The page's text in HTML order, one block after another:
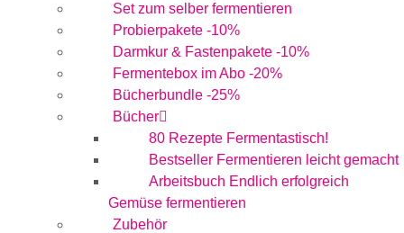
Set zum selber fermentieren
Probierpakete -10%
Darmkur & Fastenpakete -10%
Fermentebox im Abo -20%
Bücherbundle -25%
Bücher
80 Rezepte Fermentastisch!
Bestseller Fermentieren leicht gemacht
Arbeitsbuch Endlich erfolgreich
Gemüse fermentieren
Zubehör